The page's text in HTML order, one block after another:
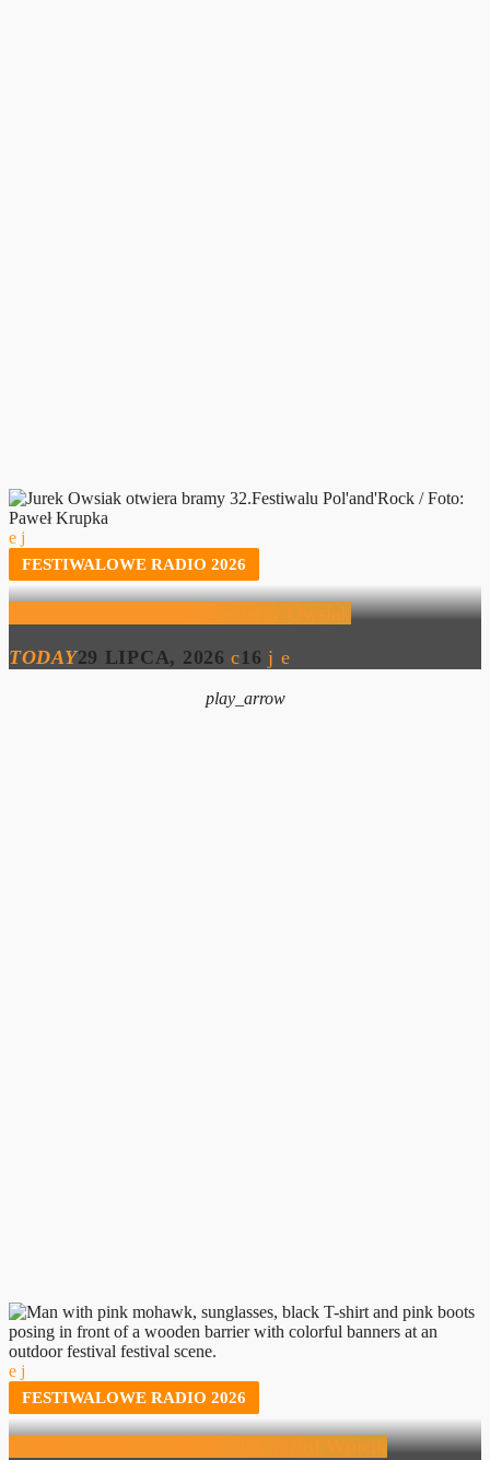
FESTIWALOWE RADIO 2026
Festiwalowe Radio 2026 – Jerzy Owsiak
TODAY29 LIPCA, 2026 16
play_arrow
FESTIWALOWE RADIO 2026
Festiwalowe Radio 2026 – Krzysztof Wójcik